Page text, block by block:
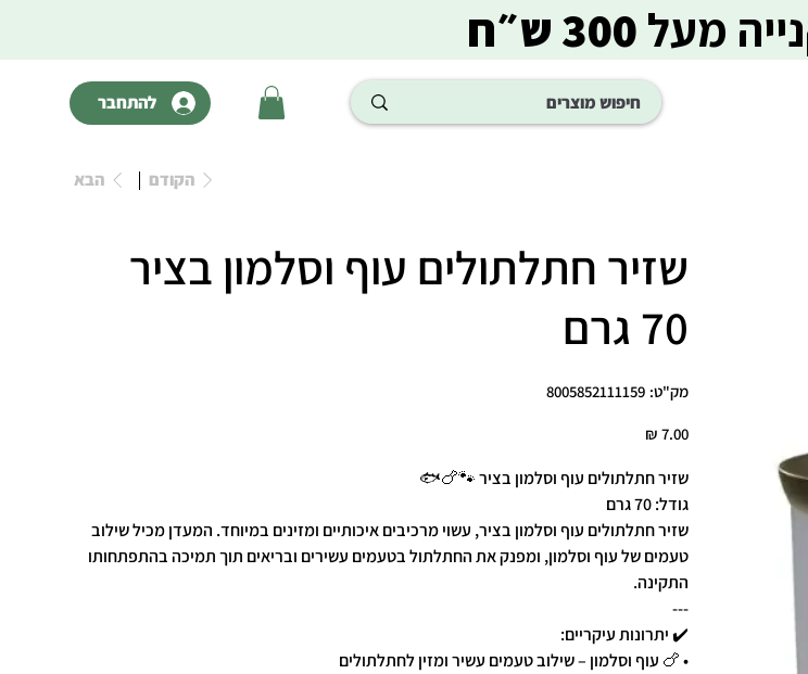
להתחבר
מעל300 ש״ח
הקודם הבא
שזיר חתלתולים עוף וסלמון בציר
70 גרם
מק"ט:
מק"ט
8005852111159
8005852111159
מחיר ‏7.00 ‏₪
שזיר חתלתולים עוף וסלמון בציר 🐾🍗🐟
גודל: 70 גרם
שזיר חתלתולים עוף וסלמון בציר, עשוי מרכיבים איכותיים ומזינים במיוחד. המעדן מכיל שילוב
טעמים של עוף וסלמון, ומפנק את החתלתול בטעמים עשירים ובריאים תוך תמיכה בהתפתחותו
התקינה.
---
✔️ יתרונות עיקריים:
• 🍗 עוף וסלמון – שילוב טעמים עשיר ומזין לחתלתולים